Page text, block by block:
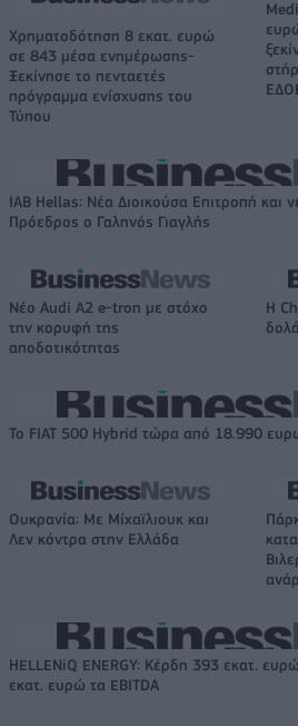
Χρηματοδότηση 8 εκατ. ευρώ
σε 843 μέσα ενημέρωσης-
Ξεκίνησε το πενταετές
πρόγραμμα ενίσχυσης του
Τύπου
IAB Hellas: Νέα Διοικούσα Επιτροπή και
Πρόεδρος ο Γαληνός Γιαγλής
Νέο Audi A2 e-tron με στόχο
την κορυφή της
αποδοτικότητας
Η
Το FIAT 500 Hybrid τώρα από 18.990
Ουκρανία: Με Μίχαϊλιουκ και
Λεν κόντρα στην Ελλάδα
HELLENiQ ENERGY: Κέρδη 393 εκατ.
εκατ. ευρώ τα EBITDA